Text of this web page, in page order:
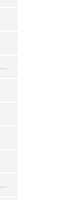
TH-030型土工布有效孔径测定仪（湿筛法）
TH-080型土工布合成材料耐静水压测定仪